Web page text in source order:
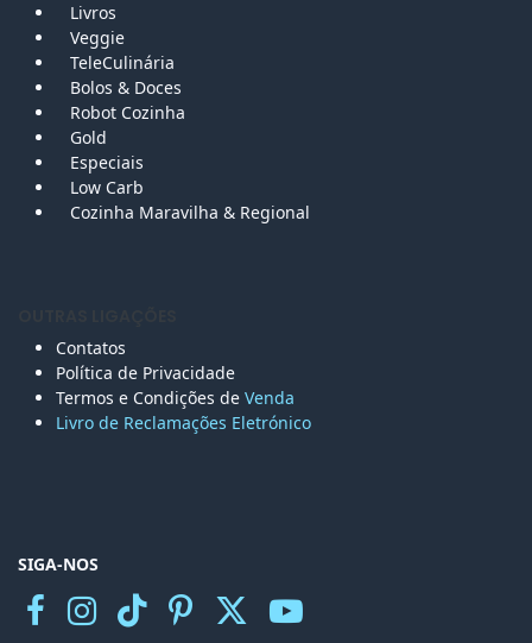
Livros
Veggie
TeleCulinária
Bolos & Doces
Robot Cozinha
Gold
Especiais
Low Carb
Cozinha Maravilha & Regional
Contatos
Política de Privacidade
Termos e Condições de Venda
Livro de Reclamações Eletrónico
SIGA-NOS